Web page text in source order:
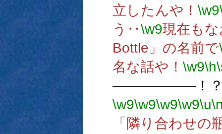
立したんや！ \w9
う‥\w9現在も
Bottle」の名前で
名な話や！ \w9\h
――――――！
\w9\w9\w9\w9\u
「隣り合わせの